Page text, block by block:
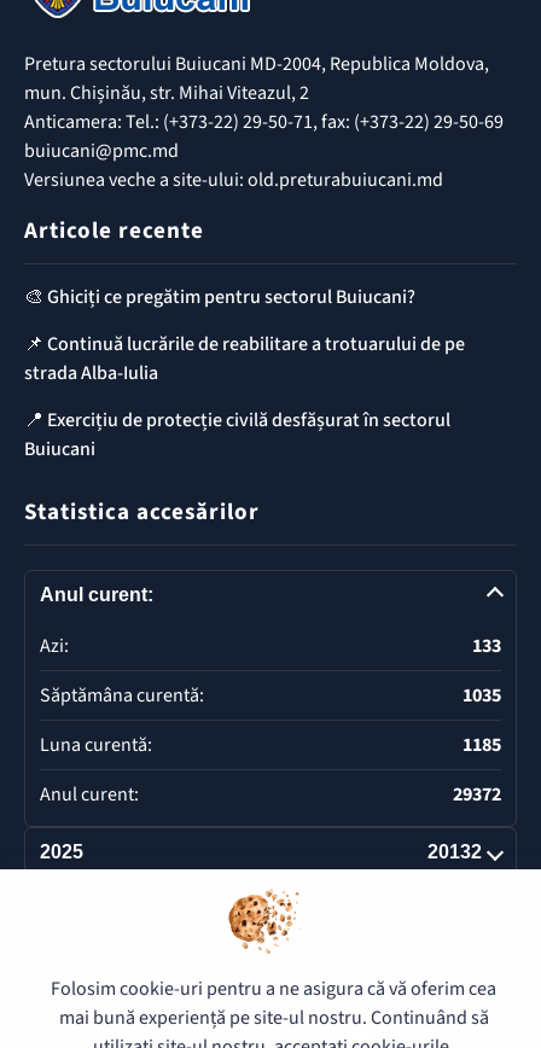
Pretura sectorului Buiucani MD-2004, Republica Moldova,
mun. Chișinău, str. Mihai Viteazul, 2
Anticamera: Tel.: (+373-22) 29-50-71, fax: (+373-22) 29-50-69
buiucani@pmc.md
Versiunea veche a site-ului: old.preturabuiucani.md
Articole recente
🎨 Ghiciți ce pregătim pentru sectorul Buiucani?
📌 Continuă lucrările de reabilitare a trotuarului de pe
strada Alba-Iulia
📍 Exercițiu de protecție civilă desfășurat în sectorul
Buiucani
Statistica accesărilor
Anul curent:
Azi:
133
Săptămâna curentă:
1035
Luna curentă:
1185
Anul curent:
29372
2025 20132
Deschide
© 2026 Pretura Buiucani - Toate drepturile rezervate.
Folosim cookie-uri pentru a ne asigura că vă oferim cea
mai bună experiență pe site-ul nostru. Continuând să